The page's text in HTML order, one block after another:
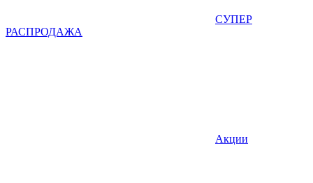
СУПЕР
РАСПРОДАЖА
Акции